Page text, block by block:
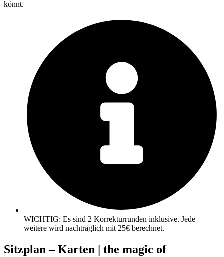
könnt.
WICHTIG: Es sind 2 Korrekturrunden inklusive. Jede
weitere wird nachträglich mit 25€ berechnet.
Sitzplan – Karten | the magic of